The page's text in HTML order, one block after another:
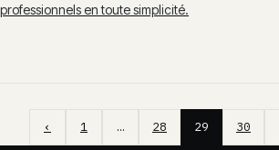
professionnels en toute simplicité.
‹ 1 … 28 29 30